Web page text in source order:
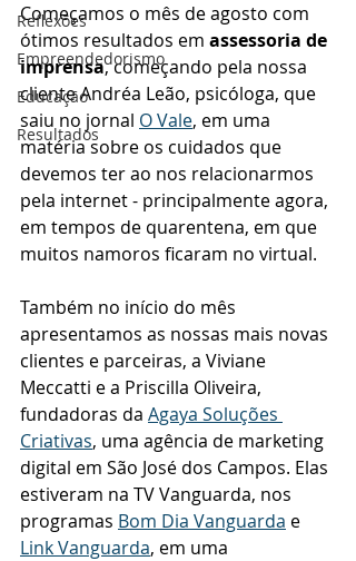
Reflexões
Empreendedorismo
Educação
Resultados
Começamos o mês de agosto com
ótimos resultados em assessoria de
imprensa, começando pela nossa
cliente Andréa Leão, psicóloga, que
saiu no jornal O Vale, em uma
matéria sobre os cuidados que
devemos ter ao nos relacionarmos
pela internet - principalmente agora,
em tempos de quarentena, em que
muitos namoros ficaram no virtual.
Também no início do mês
apresentamos as nossas mais novas
clientes e parceiras, a Viviane
Meccatti e a Priscilla Oliveira,
fundadoras da Agaya Soluções
Criativas, uma agência de marketing
digital em São José dos Campos. Elas
estiveram na TV Vanguarda, nos
programas Bom Dia Vanguarda e
Link Vanguarda, em uma